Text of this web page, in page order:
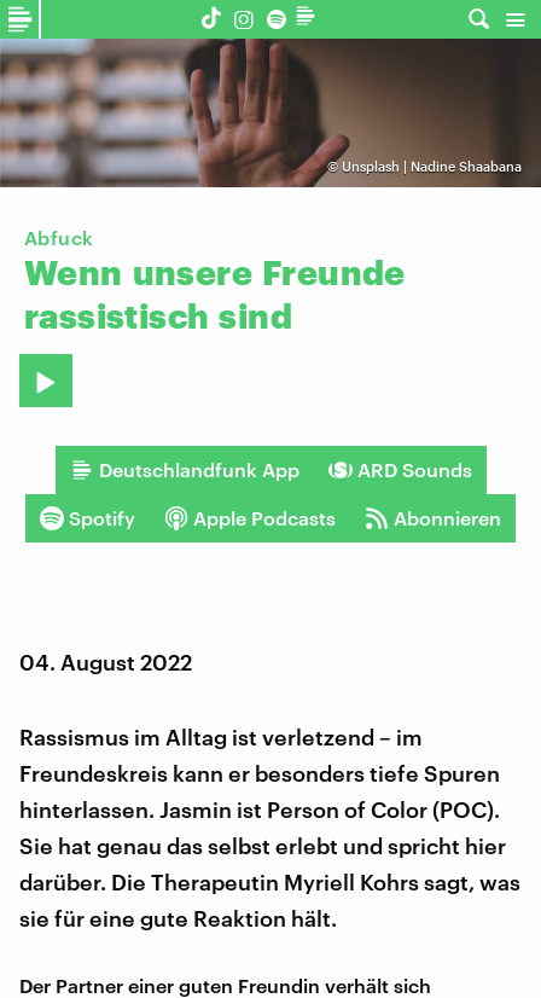
© Unsplash | Nadine Shaabana
Abfuck
Wenn unsere Freunde
rassistisch sind
Deutschlandfunk App ARD Sounds
Spotify Apple Podcasts Abonnieren
04. August 2022
Rassismus im Alltag ist verletzend – im
Freundeskreis kann er besonders tiefe Spuren
hinterlassen. Jasmin ist Person of Color (POC).
Sie hat genau das selbst erlebt und spricht hier
darüber. Die Therapeutin Myriell Kohrs sagt, was
sie für eine gute Reaktion hält.
Der Partner einer guten Freundin verhält sich